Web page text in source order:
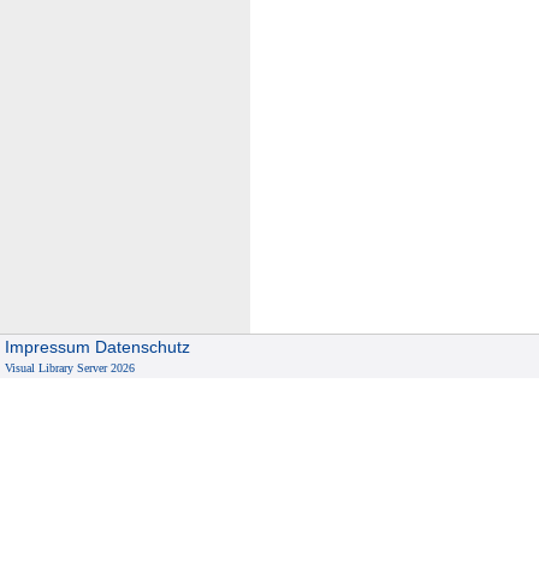
Impressum Datenschutz
Visual Library Server 2026